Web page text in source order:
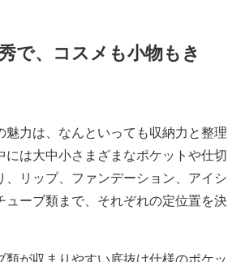
で、コスメも小物もき
魅力は、なんといっても収納力と整理
には大中小さまざまなポケットや仕切
、リップ、ファンデーション、アイシ
ューブ類まで、それぞれの定位置を決
類が収まりやすい底抜け仕様のポケッ